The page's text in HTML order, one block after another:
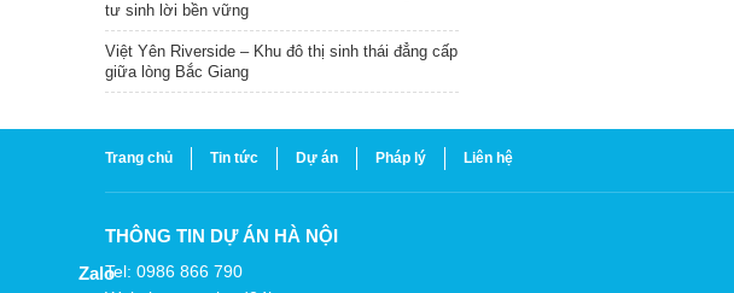
tư sinh lời bền vững
Việt Yên Riverside – Khu đô thị sinh thái đẳng cấp
giữa lòng Bắc Giang
Trang chủ Tin tức Dự án Pháp lý Liên hệ
THÔNG TIN DỰ ÁN HÀ NỘI
Tel: 0986 866 790
Zalo